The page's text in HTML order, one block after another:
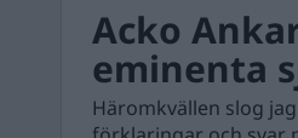
Acko
eminenta
Häromkvällen slog